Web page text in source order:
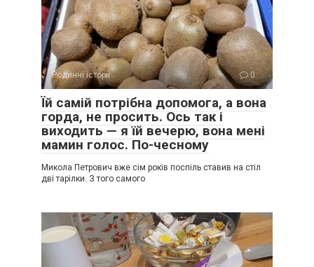
Родинні історії 0
Їй самій потрібна допомога, а вона
горда, не просить. Ось так і
виходить — я їй вечерю, вона мені
мамин голос. По-чесному
Микола Петрович вже сім років поспіль ставив на стіл
дві тарілки. З того самого